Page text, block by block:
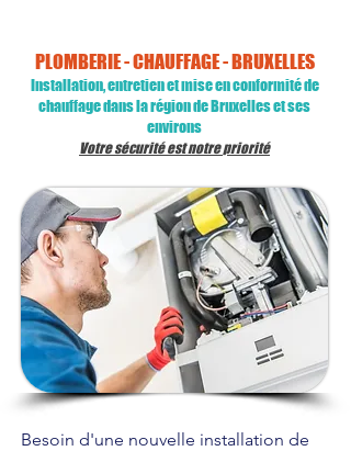
PLOMBERIE - CHAUFFAGE - BRUXELLES
Installation, entretien et mise en conformité de
chauffagedans la région de Bruxelles et ses
environs
Votre sécurité est notrepriorité
Besoin d'une nouvelle installation de